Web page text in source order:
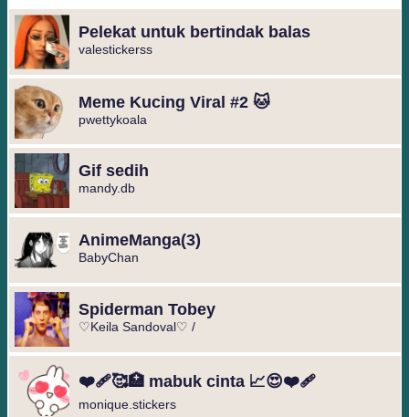
Pelekat untuk bertindak balas
valestickerss
Meme Kucing Viral #2 🐱
pwettykoala
Gif sedih
mandy.db
️AnimeManga️(3)
BabyChan
Spiderman Tobey
♡Keila Sandoval♡ /
❤️‍🩹🥰🏥 mabuk cinta 📈😍❤️‍🩹
monique.stickers